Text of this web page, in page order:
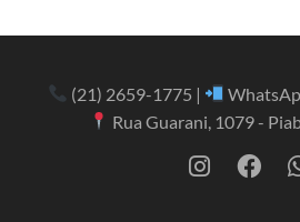
(21) 2659-1775 |
Rua Guarani, 1079 -